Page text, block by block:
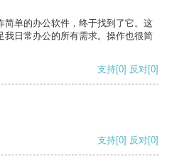
简单的办公软件，终于找到了它。这
我日常办公的所有需求。操作也很简
支持[0] 反对[0]
支持[0] 反对[0]